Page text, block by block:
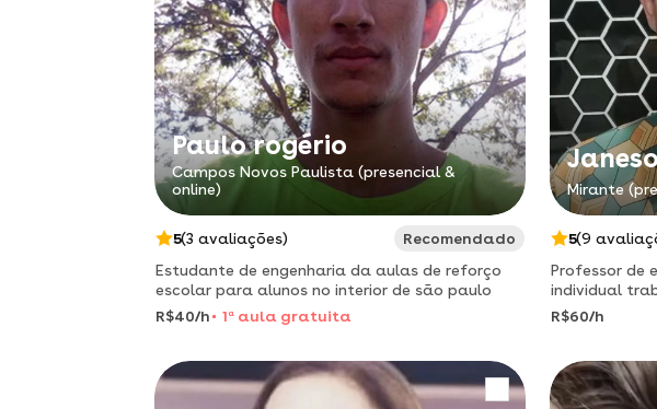
Paulo rogério
Campos Novos Paulista (presencial &
online)
5(3 avaliações)
Recomendado
Estudante de engenharia da aulas de reforço
escolar para alunos no interior de são paulo
R$40/h
1 a aula gratuita
Mirante
5(9
Professor de
individual
a pronúncia.
R$60/h